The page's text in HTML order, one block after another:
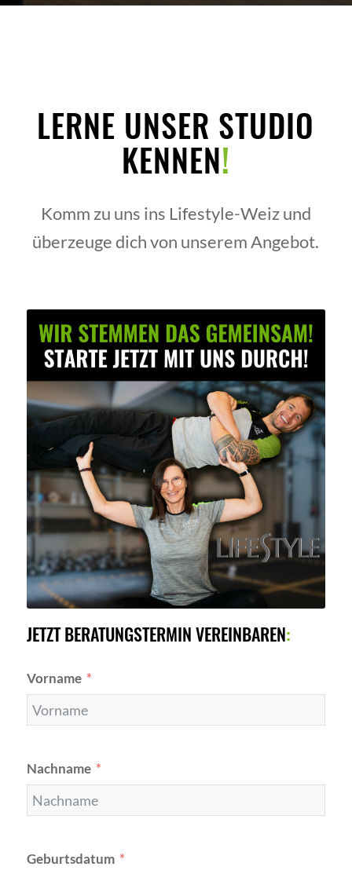
LERNE UNSER STUDIO
KENNEN!
Komm zu uns ins Lifestyle-Weiz und
überzeuge dich von unserem Angebot.
JETZT BERATUNGSTERMIN VEREINBAREN:
Vorname
Nachname
Geburtsdatum